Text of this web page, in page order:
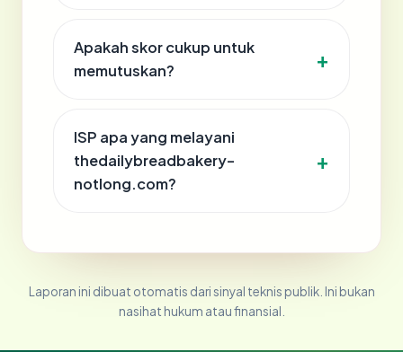
Apakah skor cukup untuk
memutuskan?
ISP apa yang melayani
thedailybreadbakery-
notlong.com?
Laporan ini dibuat otomatis dari sinyal teknis publik. Ini bukan
nasihat hukum atau finansial.